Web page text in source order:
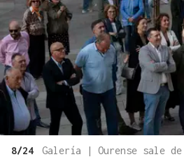
8/24
Galería | Ourense sale de